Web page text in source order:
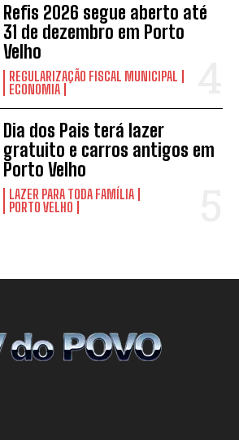
Refis 2026 segue aberto até
31 de dezembro em Porto
Velho
REGULARIZAÇÃO FISCAL MUNICIPAL
ECONOMIA
Dia dos Pais terá lazer
gratuito e carros antigos em
Porto Velho
LAZER PARA TODA FAMÍLIA
PORTO VELHO